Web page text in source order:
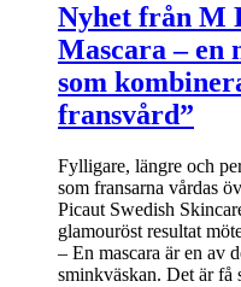
Nyhet från M
Mascara – en
som
fransvård”
Fylligare, längre och
som fransarna vårdas
Picaut Swedish
glamouröst resultat
– En mascara är en av
sminkväskan. Det är